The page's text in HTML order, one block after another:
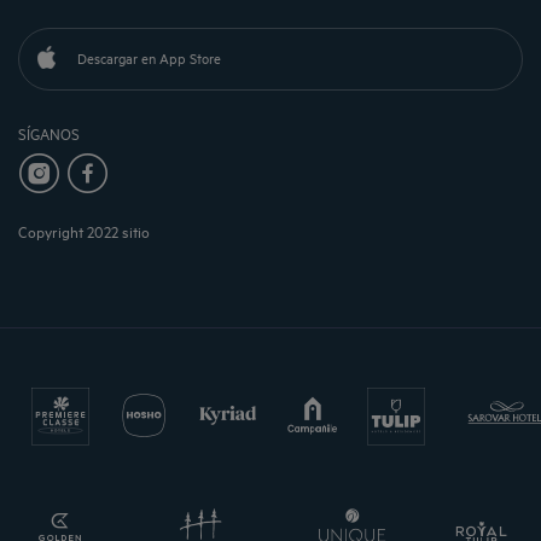
Descargar en App Store
SÍGANOS
Copyright 2022 sitio